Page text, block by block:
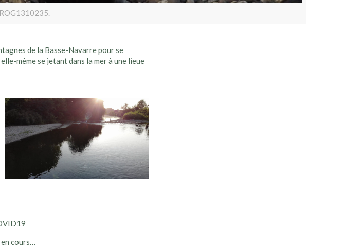
de la Basse-Navarre pour se
même se jetant dans la mer à une lieue
cours…